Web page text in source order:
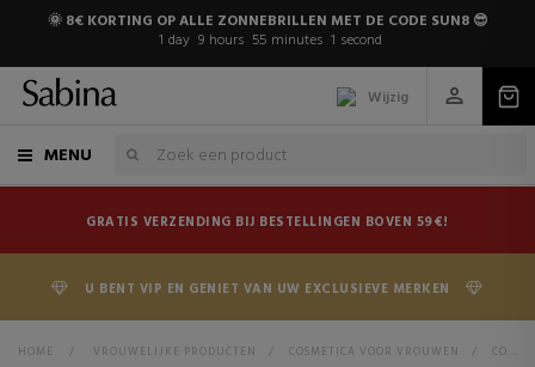
🌞 8€ KORTING OP ALLE ZONNEBRILLEN MET DE CODE SUN8 😎
day 9 hours 55 minutes 0 seconds
Wijzig
MENU
GRATIS VERZENDING BIJ BESTELLINGEN BOVEN 59€!
U BENT VIP EN GENIET VAN UW EXCLUSIEVE MERKEN
HOME > VROUWELIJKE PRODUCTEN > COSMETICA VOOR VROUWEN > COSMETISCHE SET